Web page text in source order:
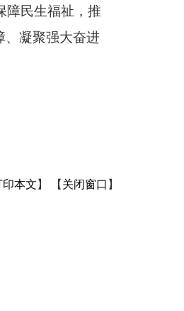
障民生福祉，推
、凝聚强大奋进
印本文 】 【 关闭窗口 】